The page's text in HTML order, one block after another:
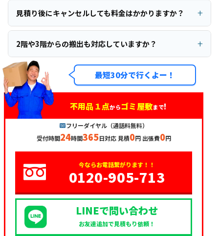
見積り後にキャンセルしても料金はかかりますか？
2階や3階からの搬出も対応していますか？
最短30分で行くよー！
不用品１点からゴミ屋敷まで!
フリーダイヤル（通話料無料）
受付時間24時間365日対応 見積0円 出張費0円
今ならお電話繋がります！！
0120-905-713
LINEで問い合わせ
お友達追加で見積もり依頼！